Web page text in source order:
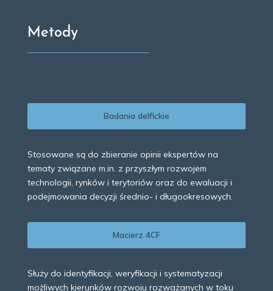
Metody
Badania delfickie
Stosowane są do zbieranie opinii ekspertów na
tematy związane m.in. z przyszłym rozwojem
technologii, rynków i terytoriów oraz do ewaluacji i
podejmowania decyzji średnio- i długookresowych.
Macierz 4CF
Służy do identyfikacji, weryfikacji i systematyzacji
możliwych kierunków rozwoju rozważanych w toku